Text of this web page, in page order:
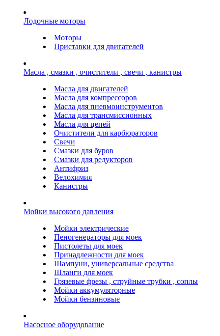
Лодочные моторы
Моторы
Приставки для двигателей
Масла , смазки , очистители , свечи , канистры
Масла для двигателей
Масла для компрессоров
Масла для пневмоинструментов
Масла для трансмиссионных
Масла для цепей
Очистители для карбюраторов
Свечи
Смазки для буров
Смазки для редукторов
Антифриз
Велохимия
Канистры
Мойки высокого давления
Мойки электрические
Пеногенераторы для моек
Пистолеты для моек
Принадлежности для моек
Шампуни, универсальные средства
Шланги для моек
Грязевые фрезы , струйные трубки , соплы
Мойки аккумуляторные
Мойки бензиновые
Насосное оборудование